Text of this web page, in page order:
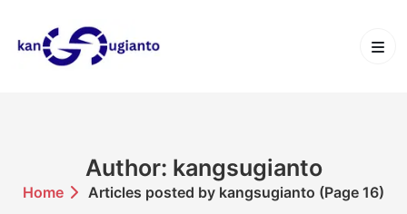
content
Author: kangsugianto
Home Articles posted by kangsugianto (Page 16)